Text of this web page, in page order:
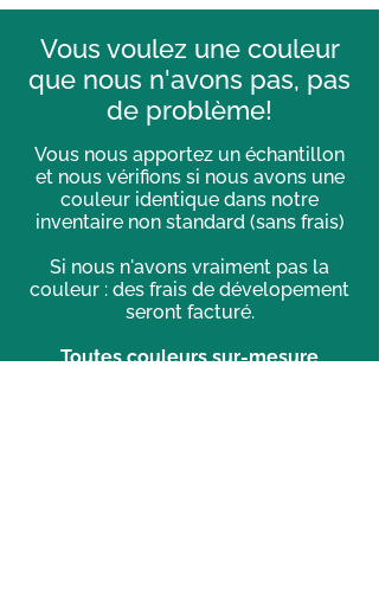
Vous voulez une couleur
que nous n'avons pas, pas
de problème!
Vous nous apportez un échantillon
et nous vérifions si nous avons une
couleur identique dans notre
inventaire non standard (sans frais)
Si nous n'avons vraiment pas la
couleur : des frais de dévelopement
seront facturé.
Toutes couleurs sur-mesure